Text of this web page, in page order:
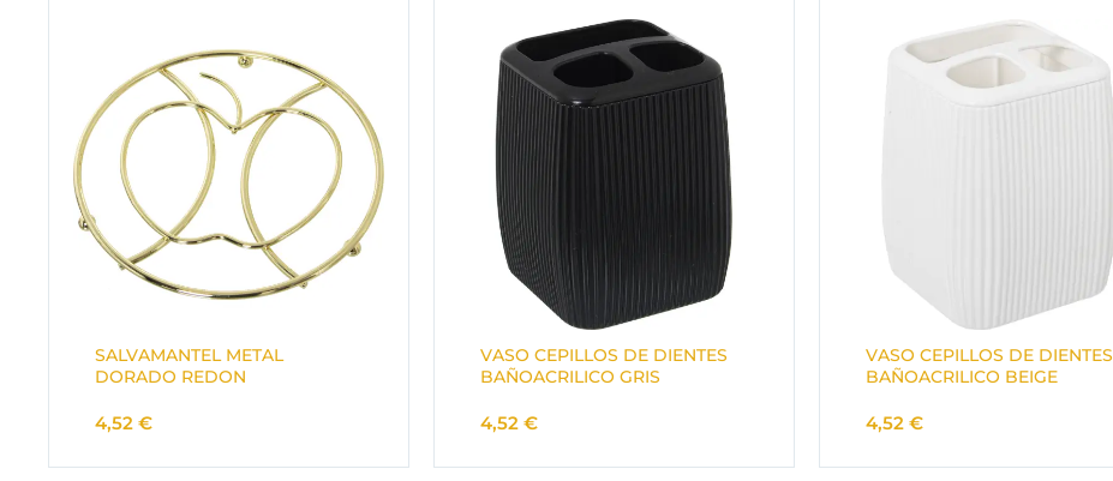
SALVAMANTEL METAL
DORADO REDON
4,52 €
VASO CEPILLOS DE DIENTES
BAÑOACRILICO GRIS
4,52 €
VASO CEPILLOS DE DIENTES
BAÑOACRILICO BEIGE
4,52 €